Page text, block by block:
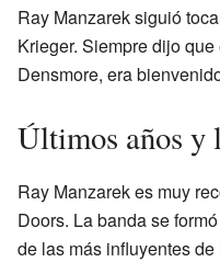
Ray Manzarek siguió
Krieger. Siempre dijo
Densmore, era
Últimos años y
Ray Manzarek es muy
Doors. La banda se
de las más influyentes